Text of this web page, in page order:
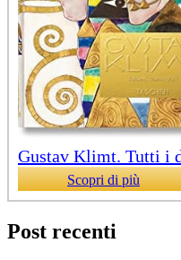
Gustav Klimt. Tutti i
Scopri di più
Post recenti